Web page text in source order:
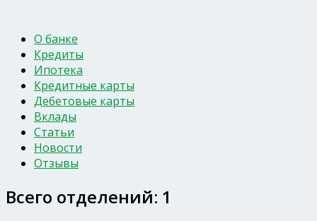
О банке
Кредиты
Ипотека
Кредитные карты
Дебетовые карты
Вклады
Статьи
Новости
Отзывы
Всего отделений: 1